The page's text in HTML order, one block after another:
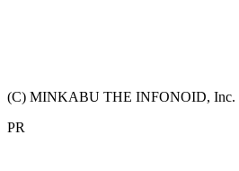
(C) MINKABU THE INFONOID, Inc.
PR